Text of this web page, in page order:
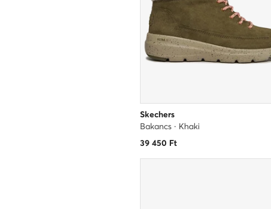
Skechers
Bakancs · Khaki
39 450Ft